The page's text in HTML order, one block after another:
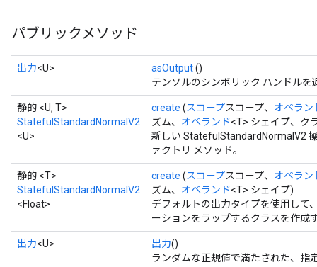
パブリックメソッド
出力<U> asOutput()
テンソルのシンボリック ハンドルを
静的 <U, T>
StatefulStandardNormalV2
<U>
create (スコープスコープ、 オペラン
ズム、 オペランド<T> シェイプ、ク
新しい StatefulStandardNormalV2
ァクトリ メソッド。
静的 <T>
StatefulStandardNormalV2
<Float>
create (スコープスコープ、 オペラン
ズム、 オペランド<T> シェイプ)
デフォルトの出力タイプを使用し
ーションをラップするクラスを作成
出力<U> 出力()
ランダムな正規値で満たされた、指